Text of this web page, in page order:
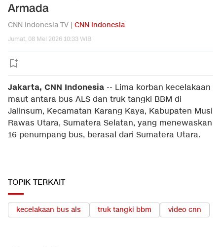
Armada
CNN Indonesia TV | CNN Indonesia
Jumat, 08 Mei 2026 10:33 WIB
Jakarta, CNN Indonesia -- Lima korban kecelakaan
maut antara bus ALS dan truk tangki BBM di
Jalinsum, Kecamatan Karang Kaya, Kabupaten Musi
Rawas Utara, Sumatera Selatan, yang menewaskan
16 penumpang bus, berasal dari Sumatera Utara.
TOPIK TERKAIT
kecelakaan bus als truk tangki bbm video cnn